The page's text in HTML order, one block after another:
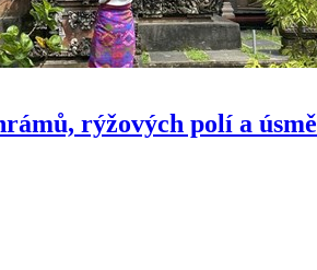
rýžových polí a